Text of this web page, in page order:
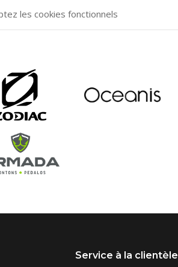
les cookies fonctionnels
Service à la clientèle